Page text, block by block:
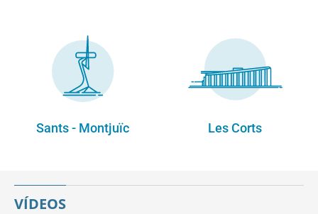
Sants - Montjuïc Les Corts
VÍDEOS